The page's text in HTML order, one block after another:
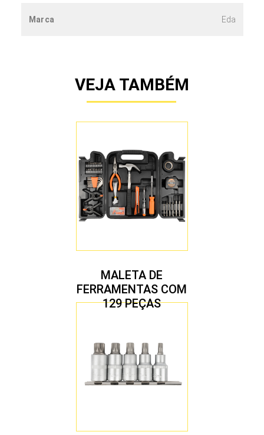
Marca Eda
VEJA TAMBÉM
MALETA DE
FERRAMENTAS COM
129 PEÇAS